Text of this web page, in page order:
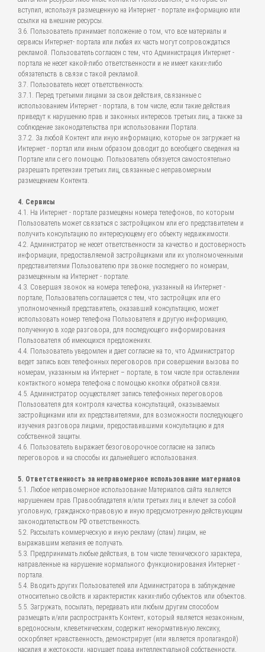
вступил, используя размещенную на Интернет - портале информацию или
ссылки на внешние ресурсы.
3.6. Пользователь принимает положение о том, что все материалы и
сервисы Интернет- портала или любая их часть могут сопровождаться
рекламой. Пользователь согласен с тем, что Администрация Интернет -
портала не несет какой-либо ответственности и не имеет каких-либо
обязательств в связи с такой рекламой.
3.7. Пользователь несет ответственность:
3.7.1. Перед третьими лицами за свои действия, связанные с
использованием Интернет - портала, в том числе, если такие действия
приведут к нарушению прав и законных интересов третьих лиц, а также за
соблюдение законодательства при использовании Портала.
3.7.2. За любой Контент или иную информацию, которые он загружает на
Интернет - портал или иным образом доводит до всеобщего сведения на
Портале или с его помощью. Пользователь обязуется самостоятельно
разрешать претензии третьих лиц, связанные с неправомерным
размещением Контента.
4. Сервисы
4.1. На Интернет - портале размещены номера телефонов, по которым
Пользователь может связаться с застройщиком или его представителем и
получить консультацию по интересующему его объекту недвижимости.
4.2. Администратор не несет ответственности за качество и достоверность
информации, предоставляемой застройщиками или их уполномоченными
представителями Пользователю при звонке последнего по номерам,
размещенным на Интернет - портале.
4.3. Совершая звонок на номера телефона, указанный на Интернет -
портале, Пользователь соглашается с тем, что застройщик или его
уполномоченный представитель, оказавший консультацию, может
использовать номер телефона Пользователя и другую информацию,
полученную в ходе разговора, для последующего информирования
Пользователя об имеющихся предложениях.
4.4. Пользователь уведомлен и дает согласие на то, что Администратор
ведет запись всех телефонных переговоров при совершении вызова по
номерам, указанным на Интернет – портале, в том числе при оставлении
контактного номера телефона с помощью кнопки обратной связи.
4.5. Администратор осуществляет запись телефонных переговоров
Пользователя для контроля качества консультаций, оказываемых
застройщиками или их представителями, для возможности последующего
изучения разговора лицами, предоставившими консультацию и для
собственной защиты.
4.6. Пользователь выражает безоговорочное согласие на запись
переговоров и на способы их дальнейшего использования.
5. Ответственность за неправомерное использование материалов
5.1. Любое неправомерное использование Материалов сайта является
нарушением прав Правообладателя и/или третьих лиц и влечет за собой
уголовную, гражданско-правовую и иную предусмотренную действующим
законодательством РФ ответственность.
5.2. Рассылать коммерческую и иную рекламу (спам) лицам, не
выражавшим желания ее получать.
5.3. Предпринимать любые действия, в том числе технического характера,
направленные на нарушение нормального функционирования Интернет -
портала.
5.4. Вводить других Пользователей или Администратора в заблуждение
относительно свойств и характеристик каких-либо субъектов или объектов.
5.5. Загружать, посылать, передавать или любым другим способом
размещать и/или распространять Контент, который является незаконным,
вредоносным, клеветническим, содержит ненормативную лексику,
оскорбляет нравственность, демонстрирует (или является пропагандой)
насилия и жестокости, нарушает права интеллектуальной собственности,